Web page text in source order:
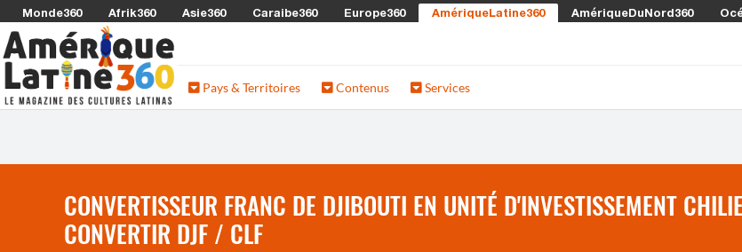
Monde360 Afrik360 Asie360 Caraibe360 Europe360 AmériqueLatine360 AmériqueDuNord360
Pays & Territoires Contenus Services
CONVERTISSEUR FRANC DE DJIBOUTI EN UNITÉ D'INVESTISSEMENT
CONVERTIR DJF / CLF